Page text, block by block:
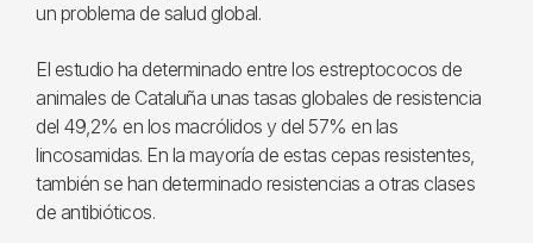
un problema de salud global.
El estudio ha determinado entre los estreptococos de
animales de Cataluña unas tasas globales de resistencia
del 49,2% en los macrólidos y del 57% en las
lincosamidas. En la mayoría de estas cepas resistentes,
también se han determinado resistencias a otras clases
de antibióticos.